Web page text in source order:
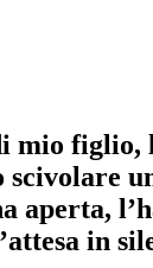
mio figlio,
scivolare
aperta,
in